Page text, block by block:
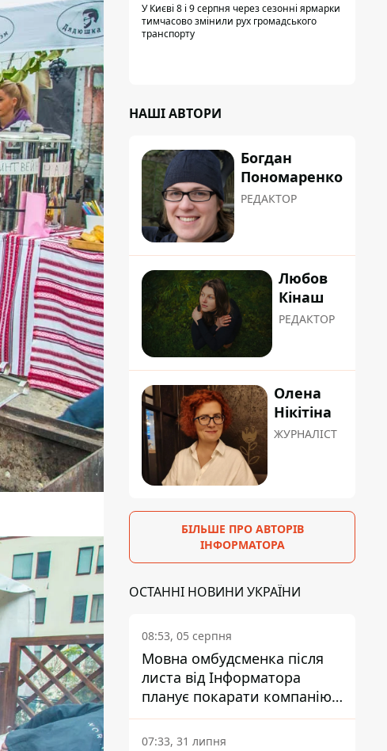
У Києві 8 і 9 серпня через сезонні ярмарки
тимчасово змінили рух громадського
транспорту
НАШІ АВТОРИ
Богдан
Пономаренко
РЕДАКТОР
Любов
Кінаш
РЕДАКТОР
Олена
Нікітіна
ЖУРНАЛІСТ
БІЛЬШЕ ПРО АВТОРІВ
ІНФОРМАТОРА
ОСТАННІ НОВИНИ УКРАЇНИ
08:53, 05 серпня
Мовна омбудсменка після
листа від Інформатора
планує покарати компанію-
підрядника ПриватБанку
07:33, 31 липня